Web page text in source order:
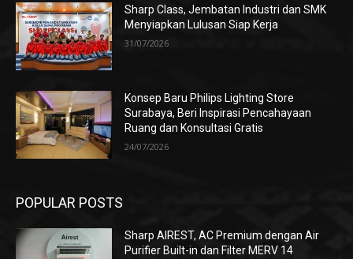
Sharp Class, Jembatan Industri dan SMK
Menyiapkan Lulusan Siap Kerja
31/07/2026
Konsep Baru Philips Lighting Store
Surabaya, Beri Inspirasi Pencahayaan
Ruang dan Konsultasi Gratis
24/07/2026
POPULAR POSTS
Sharp AIREST, AC Premium dengan Air
Purifier Built-in dan Filter MERV 14